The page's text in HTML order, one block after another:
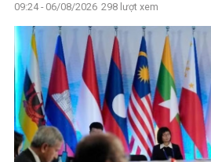
09:24 - 06/08/2026 298 lượt xem